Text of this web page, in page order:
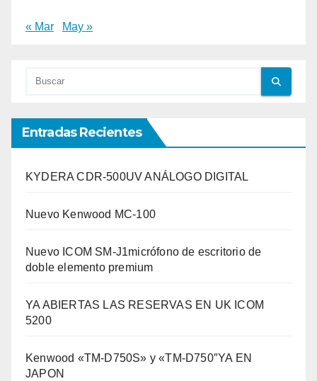
« Mar May »
Entradas Recientes
KYDERA CDR-500UV ANÁLOGO DIGITAL
Nuevo Kenwood MC-100
Nuevo ICOM SM-J1micrófono de escritorio de
doble elemento premium
YA ABIERTAS LAS RESERVAS EN UK ICOM
5200
Kenwood «TM-D750S» y «TM-D750″YA EN
JAPON